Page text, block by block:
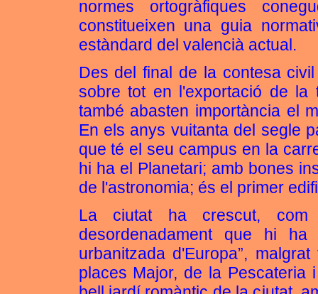
normes ortogràfiques
constitueixen una guia
estàndard del valencià actual.
Des del final de la contesa
sobre tot en l'exportació de la
també abasten importància el
En els anys vuitanta del segle
que té el seu campus en la
hi ha el Planetari; amb bones
de l'astronomia; és el primer
La ciutat ha crescut,
desordenadament que hi
urbanitzada d'Europa”,
places Major, de la Pescateria